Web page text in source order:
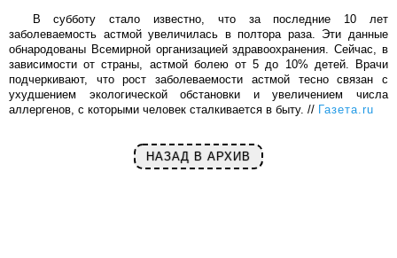
В субботу стало известно, что за последние 10 лет
заболеваемость астмой увеличилась в полтора раза. Эти данные
обнародованы Всемирной организацией здравоохранения. Сейчас, в
зависимости от страны, астмой болею от 5 до 10% детей. Врачи
подчеркивают, что рост заболеваемости астмой тесно связан с
ухудшением экологической обстановки и увеличением числа
аллергенов, с которыми человек сталкивается в быту. // Газета.ru
НАЗАД В АРХИВ